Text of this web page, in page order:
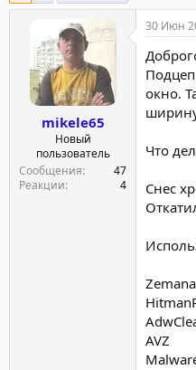
mikele65
Новый
пользователь
Сообщения
47
Реакции
4
30 Июн
окно.
Что
Снес
AVZ